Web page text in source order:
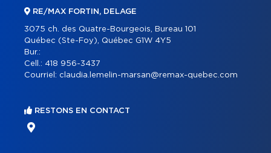
RE/MAX FORTIN, DELAGE
3075 ch. des Quatre-Bourgeois, Bureau 101
Québec (Ste-Foy), Québec G1W 4Y5
Bur.:
Cell.: 418 956-3437
Courriel: claudia.lemelin-marsan@remax-quebec.com
RESTONS EN CONTACT